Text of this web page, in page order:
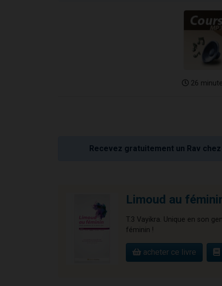
26
Recevez gratuitement un Rav
Limoud au
T.3 Vayikra. Unique en son
féminin !
acheter ce livre